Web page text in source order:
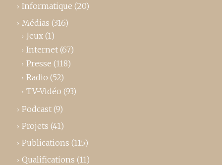
Informatique (20)
Médias (316)
Jeux (1)
Internet (67)
Presse (118)
Radio (52)
TV-Vidéo (93)
Podcast (9)
Projets (41)
Publications (115)
Qualifications (11)